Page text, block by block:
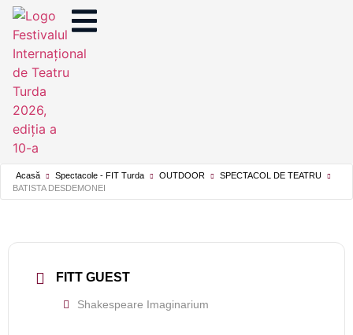
Acasă Spectacole - FIT Turda OUTDOOR
SPECTACOL DE TEATRU
BATISTA DESDEMONEI
FITT GUEST
Shakespeare Imaginarium